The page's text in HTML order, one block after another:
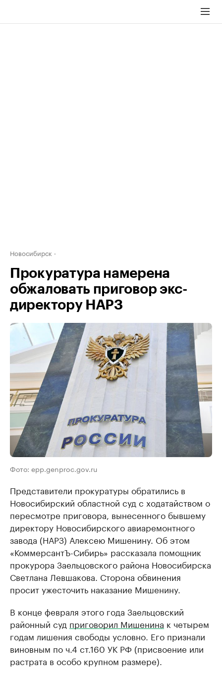
Новосибирск
Прокуратура намерена
обжаловать приговор экс-
директору НАРЗ
Фото: epp.genproc.gov.ru
Представители прокуратуры обратились в
Новосибирский областной суд с ходатайством о
пересмотре приговора, вынесенного бывшему
директору Новосибирского авиаремонтного
завода (НАРЗ) Алексею Мишенину. Об этом
«КоммерсантЪ-Сибирь» рассказала помощник
прокурора Заельцовского района Новосибирска
Светлана Левшакова. Сторона обвинения
просит ужесточить наказание Мишенину.
В конце февраля этого года Заельцовский
районный суд приговорил Мишенина к четырем
годам лишения свободы условно. Его признали
виновным по ч.4 ст.160 УК РФ (присвоение или
растрата в особо крупном размере).